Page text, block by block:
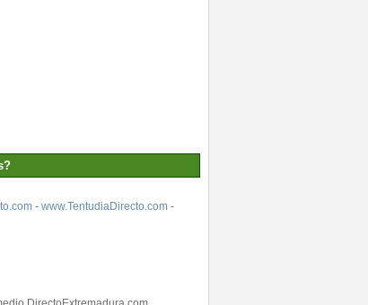
- www.TentudiaDirecto.com-